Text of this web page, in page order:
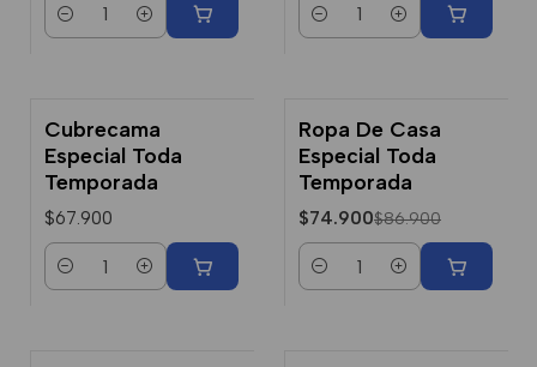
Cantidad Cantidad
Cubrecama
Especial Toda
Temporada
$67.900
Cantidad
-14% Dcto.
Ropa De Casa
Especial Toda
Temporada
$74.900$86.900
Cantidad